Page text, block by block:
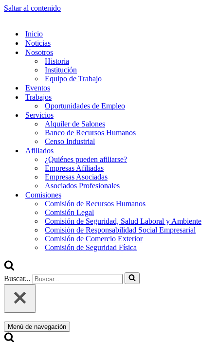
Saltar al contenido
Inicio
Noticias
Nosotros
Historia
Institución
Equipo de Trabajo
Eventos
Trabajos
Oportunidades de Empleo
Servicios
Alquiler de Salones
Banco de Recursos Humanos
Censo Industrial
Afiliados
¿Quiénes pueden afiliarse?
Empresas Afiliadas
Empresas Asociadas
Asociados Profesionales
Comisiones
Comisión de Recursos Humanos
Comisión Legal
Comisión de Seguridad, Salud Laboral y Ambiente
Comisión de Responsabilidad Social Empresarial
Comisión de Comercio Exterior
Comisión de Seguridad Física
Buscar...
Menú de navegación